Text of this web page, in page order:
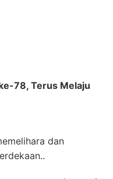
78, Terus Melaju
dan